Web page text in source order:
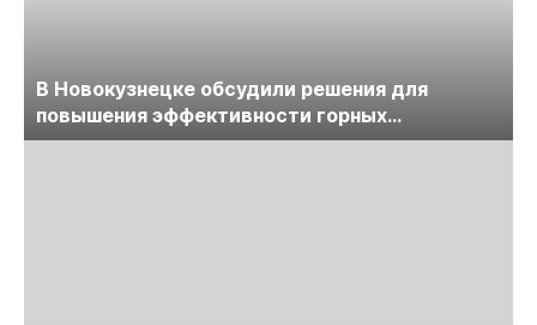
В Новокузнецке обсудили решения для
повышения эффективности горных
предприятий